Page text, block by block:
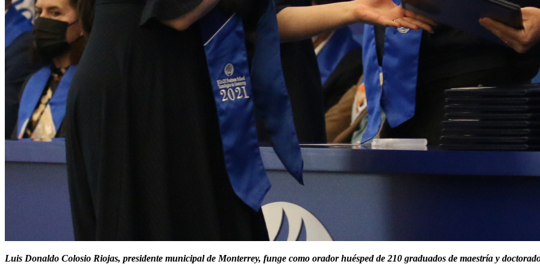
Luis Donaldo Colosio Riojas, presidente municipal de Monterrey, funge como orador huésped de 210 graduados de maestría y